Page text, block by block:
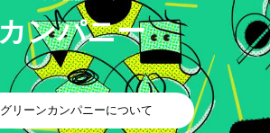
ンパニー
グリーンカンパニーについて